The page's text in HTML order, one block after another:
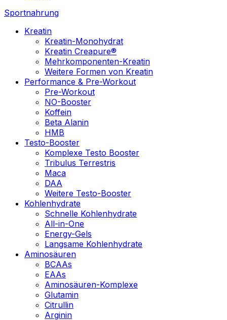
Sportnahrung
Kreatin
Kreatin-Monohydrat
Kreatin Creapure®
Mehrkomponenten-Kreatin
Weitere Formen von Kreatin
Performance & Pre-Workout
Pre-Workout
NO-Booster
Koffein
Beta Alanin
HMB
Testo-Booster
Komplexe Testo Booster
Tribulus Terrestris
Maca
DAA
Weitere Testo-Booster
Kohlenhydrate
Schnelle Kohlenhydrate
All-in-One
Energy-Gels
Langsame Kohlenhydrate
Aminosäuren
BCAAs
EAAs
Aminosäuren-Komplexe
Glutamin
Citrullin
Arginin